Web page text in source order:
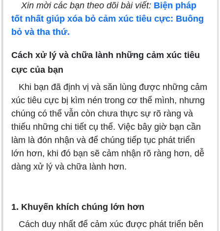
Xin mời các bạn theo dõi bài viết: Biện pháp
tốt nhất giúp xóa bỏ cảm xúc tiêu cực: Buông
bỏ và tha thứ.
Cách xử lý và chữa lành những cảm xúc tiêu
cực của bạn
Khi bạn đã định vị và săn lùng được những cảm
xúc tiêu cực bị kìm nén trong cơ thể mình, nhưng
chúng có thể vẫn còn chưa thực sự rõ ràng và
thiếu những chi tiết cụ thể. Việc bây giờ bạn cần
làm là đón nhận và để chúng tiếp tục phát triển
lớn hơn, khi đó bạn sẽ cảm nhận rõ ràng hơn, dễ
dàng xử lý và chữa lành hơn.
1. Khuyến khích chúng lớn hơn
Cách duy nhất để cảm xúc được phát triển bên